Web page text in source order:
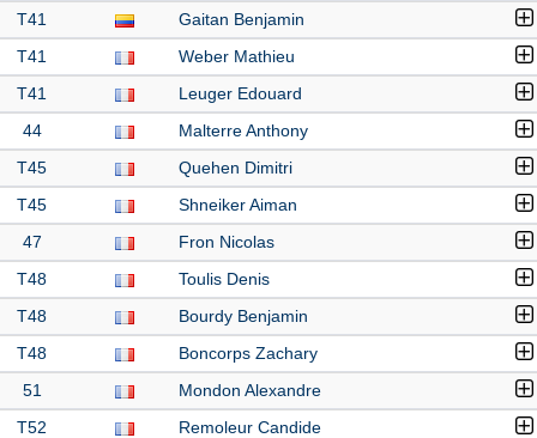
T41 Gaitan Benjamin
T41 Weber Mathieu
T41 Leuger Edouard
44 Malterre Anthony
T45 Quehen Dimitri
T45 Shneiker Aiman
47 Fron Nicolas
T48 Toulis Denis
T48 Bourdy Benjamin
T48 Boncorps Zachary
51 Mondon Alexandre
T52 Remoleur Candide